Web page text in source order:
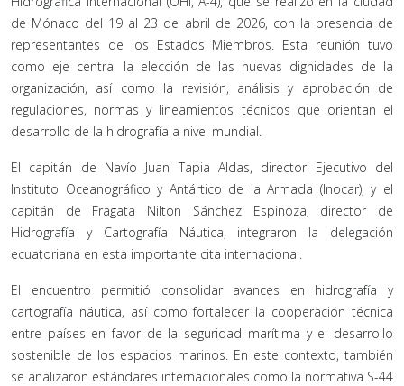
de Mónaco del 19 al 23 de abril de 2026, con la presencia de
representantes de los Estados Miembros. Esta reunión tuvo
como eje central la elección de las nuevas dignidades de la
organización, así como la revisión, análisis y aprobación de
regulaciones, normas y lineamientos técnicos que orientan el
desarrollo de la hidrografía a nivel mundial.
El capitán de Navío Juan Tapia Aldas, director Ejecutivo del
Instituto Oceanográfico y Antártico de la Armada (Inocar), y el
capitán de Fragata Nilton Sánchez Espinoza, director de
Hidrografía y Cartografía Náutica, integraron la delegación
ecuatoriana en esta importante cita internacional.
El encuentro permitió consolidar avances en hidrografía y
cartografía náutica, así como fortalecer la cooperación técnica
entre países en favor de la seguridad marítima y el desarrollo
sostenible de los espacios marinos. En este contexto, también
se analizaron estándares internacionales como la normativa S-44